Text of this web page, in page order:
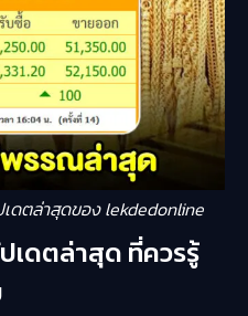
ตล่าสุดของ lekdedonline
เดตล่าสุด ที่ควรรู้